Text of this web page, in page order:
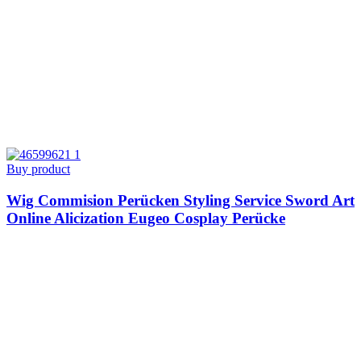
Buy product
Wig Commision Perücken Styling Service Sword Art
Online Alicization Eugeo Cosplay Perücke